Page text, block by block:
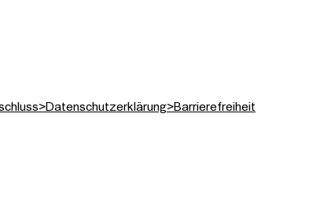
>Datenschutzerklärung>Barrierefreiheit